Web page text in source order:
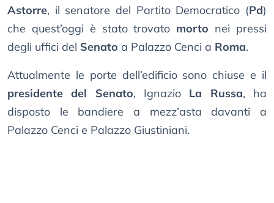
Astorre, il senatore del Partito Democratico (Pd)
che quest’oggi è stato trovato morto nei pressi
degli uffici del Senato a Palazzo Cenci a Roma.
Attualmente le porte dell’edificio sono chiuse e il
presidente del Senato, Ignazio La Russa, ha
disposto le bandiere a mezz’asta davanti a
Palazzo Cenci e Palazzo Giustiniani.